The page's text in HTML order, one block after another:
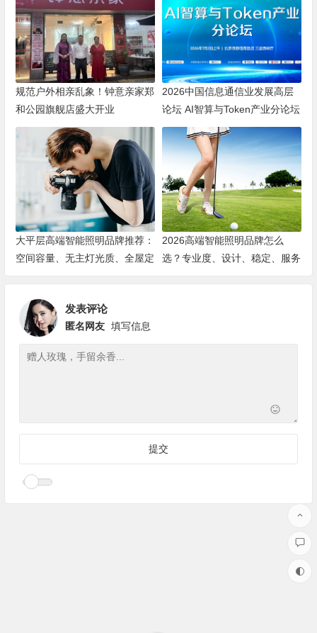
规范户外相亲乱象！钟意亲家郑
和公园旗舰店盛大开业
2026中国信息通信业发展高层
论坛 AI智算与Token产业分论坛
顺利举办
大平层高端智能照明品牌推荐：
空间容量、无主灯光质、全屋定
制、长期售后四个维度全解析
2026高端智能照明品牌怎么
选？专业度、设计、稳定、服务
四大维度深度盘点
发表评论
匿名网友 填写信息